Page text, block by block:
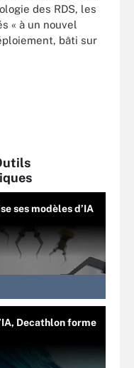
des RDS, les
« à un nouvel
bâti sur
ses modèles d’IA
Decathlon forme